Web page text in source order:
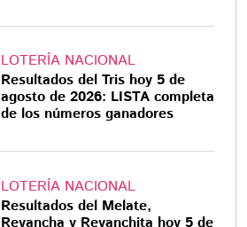
LOTERÍA NACIONAL
Resultados del Tris hoy 5 de
agosto de 2026: LISTA completa
de los números ganadores
LOTERÍA NACIONAL
Resultados del Melate,